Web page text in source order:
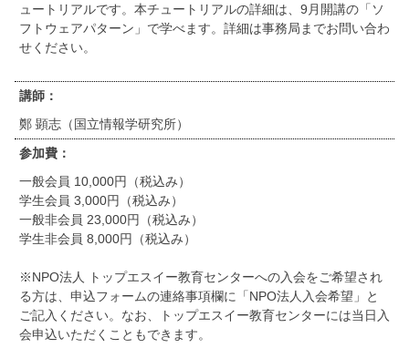
ュートリアルです。本チュートリアルの詳細は、9月開講の「ソ
フトウェアパターン」で学べます。詳細は事務局までお問い合わ
せください。
講師：
鄭 顕志（国立情報学研究所）
参加費：
一般会員 10,000円（税込み）
学生会員 3,000円（税込み）
一般非会員 23,000円（税込み）
学生非会員 8,000円（税込み）
※NPO法人 トップエスイー教育センターへの入会をご希望され
る方は、申込フォームの連絡事項欄に「NPO法人入会希望」と
ご記入ください。なお、トップエスイー教育センターには当日入
会申込いただくこともできます。